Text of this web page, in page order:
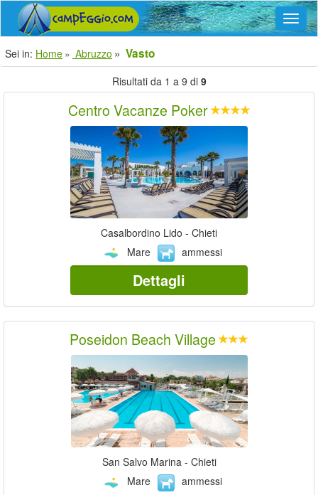
Sei in: Home Abruzzo Vasto
Risultati da 1 a 9 di 9
Centro Vacanze Poker
Casalbordino Lido - Chieti
Mare
ammessi
Dettagli
Poseidon Beach Village
San Salvo Marina - Chieti
Mare
ammessi